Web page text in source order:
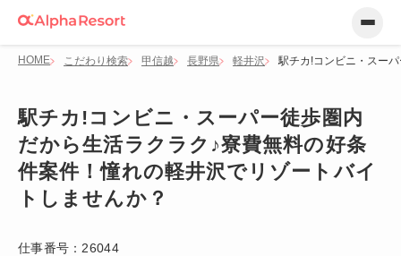
HOME こだわり検索 甲信越 長野県 軽井沢 駅チカ!コンビニ・スー
駅チカ!コンビニ・スーパー徒歩圏内
だから生活ラクラク♪寮費無料の好条
件案件！憧れの軽井沢でリゾートバイ
トしませんか？
仕事番号： 26044